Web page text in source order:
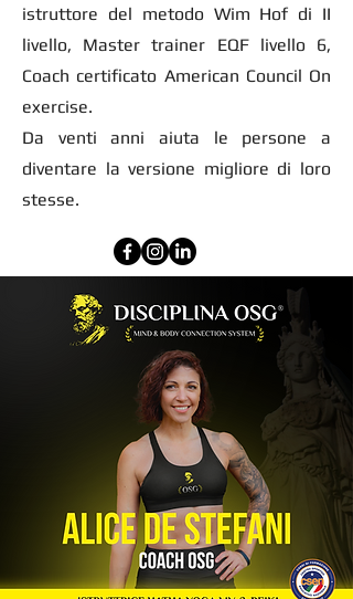
istruttore del metodo Wim Hof di II
livello, Master trainer EQF livello 6,
Coach certificato American Council On
exercise.
Da venti anni aiuta le persone a
diventare la versione migliore di loro
stesse.